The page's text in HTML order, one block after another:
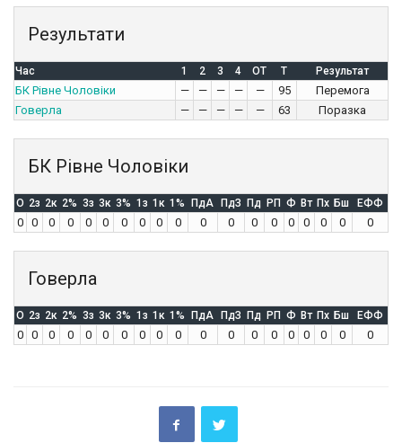
Результати
Час 1 2 3 4 OT T Результат
БК Рівне Чоловіки — — — — — 95
Перемога
Говерла
— — — — — 63 Поразка
БК Рівне Чоловіки
O 2з 2к 2% 3з 3к 3% 1з 1к 1% ПдА ПдЗ Пд РП Ф Вт Пх Бш ЕФФ
0 0 0 0 0 0 0 0 0 0 0 0 0 0 0 0 0 0 0
Говерла
O 2з 2к 2% 3з 3к 3% 1з 1к 1% ПдА ПдЗ Пд РП Ф Вт Пх Бш ЕФФ
0 0 0 0 0 0 0 0 0 0 0 0 0 0 0 0 0 0 0